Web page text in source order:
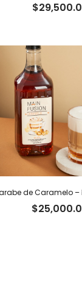
$
de Caramelo –
$